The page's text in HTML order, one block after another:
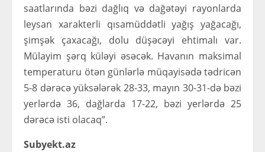
saatlarında bəzi dağlıq və dağətəyi rayonlarda
leysan xarakterli qısamüddətli yağış yağacağı,
şimşək çaxacağı, dolu düşəcəyi ehtimalı var.
Mülayim şərq küləyi əsəcək. Havanın maksimal
temperaturu ötən günlərlə müqayisədə tədricən
5-8 dərəcə yüksələrək 28-33, mayın 30-31-də bəzi
yerlərdə 36, dağlarda 17-22, bəzi yerlərdə 25
dərəcə isti olacaq”.
Subyekt.az